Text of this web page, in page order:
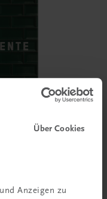
Über Cookies
Anzeigen zu